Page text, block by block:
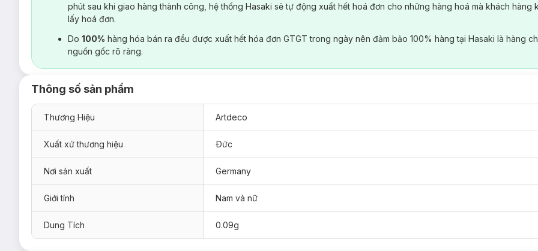
phút sau khi giao hàng thành công, hệ thống Hasaki sẽ tự động xuất hết hoá đơn cho những hàng hoá mà khách hàng
lấy hoá đơn.
Do 100% hàng hóa bán ra đều được xuất hết hóa đơn GTGT trong ngày nên đảm bảo 100% hàng tại Hasaki là hàng
nguồn gốc rõ ràng.
Thông số sản phẩm
Thương Hiệu Artdeco
Xuất xứ thương hiệu Ðức
Nơi sản xuất Germany
Giới tính Nam và nữ
Dung Tích 0.09g